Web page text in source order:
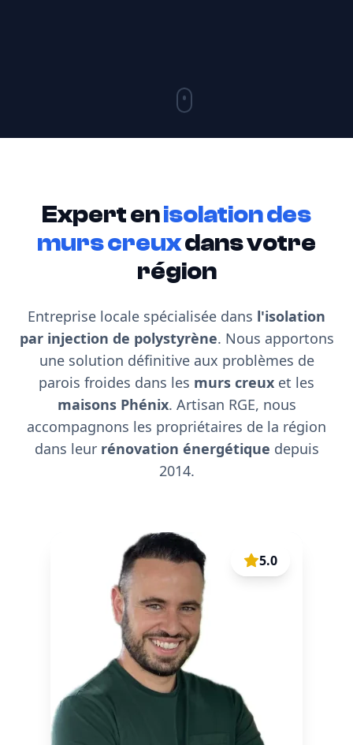
Expert enisolation des
murs creuxdans votre
région
Entreprise locale spécialisée dans l'isolation
par injection de polystyrène. Nous apportons
une solution définitive aux problèmes de
parois froides dans les murs creux et les
maisons Phénix. Artisan RGE, nous
accompagnons les propriétaires de la région
dans leurrénovation énergétique depuis
2014.
5.0